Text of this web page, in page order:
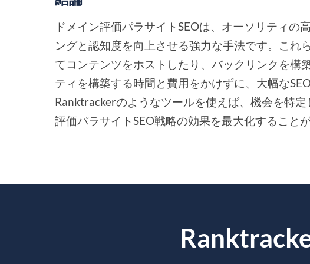
ドメイン評価パラサイトSEOは、オーソリティの
ングと認知度を向上させる強力な手法です。これ
てコンテンツをホストしたり、バックリンクを構
ティを構築する時間と費用をかけずに、大幅な
Ranktrackerのようなツールを使えば、機会を特
評価パラサイトSEO戦略の効果を最大化すること